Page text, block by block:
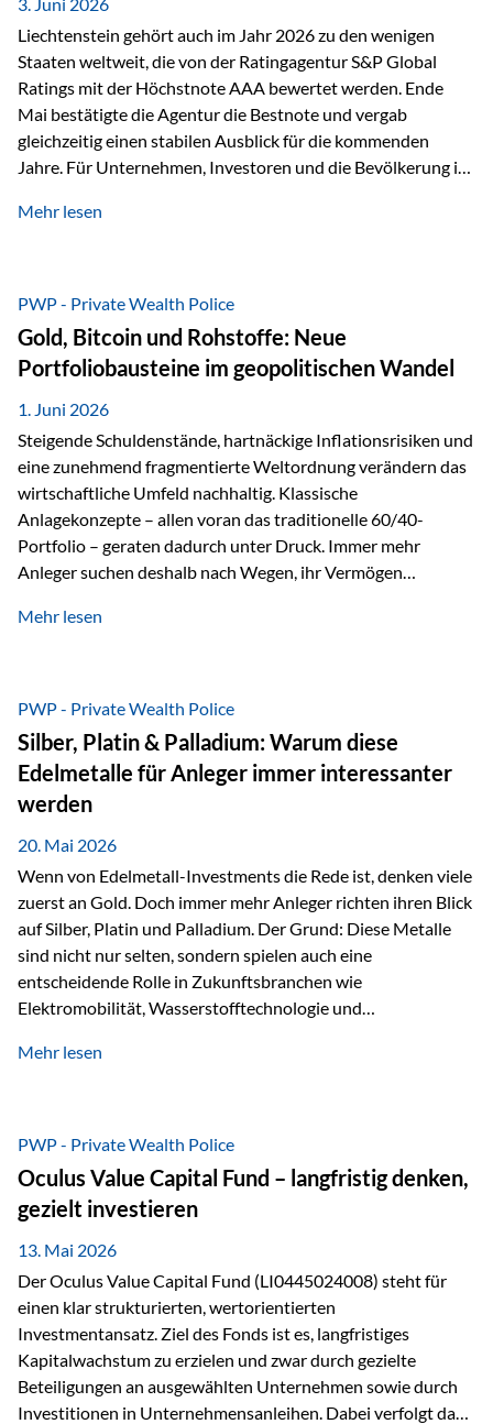
Liechtenstein gehört auch im Jahr 2026 zu den wenigen
Staaten weltweit, die von der Ratingagentur S&P Global
Ratings mit der Höchstnote AAA bewertet werden. Ende
Mai bestätigte die Agentur die Bestnote und vergab
gleichzeitig einen stabilen Ausblick für die kommenden
Jahre. Für Unternehmen, Investoren und die Bevölkerung ist
finanzielle Stabilität des Landes sowie das Vertrauen
trotz Herausforderungen Die weltwirtschaftlichen
Rahmenbedingungen bleiben anspruchsvoll. Geopolitische
Unsicherheiten, eine verhaltene Investitionstätigkeit und
eine schwächere Nachfrage in wichtigen Exportmärkten
beeinflussen auch die liechtensteinische Wirtschaft.
Dennoch sieht…
Mehr lesen
PWP - Private Wealth Police
Gold, Bitcoin und Rohstoffe: Neue
Portfoliobausteine im geopolitischen Wandel
1. Juni 2026
Steigende Schuldenstände, hartnäckige Inflationsrisiken und
eine zunehmend fragmentierte Weltordnung verändern das
wirtschaftliche Umfeld nachhaltig. Klassische
Anlagekonzepte – allen voran das traditionelle 60/40-
Portfolio – geraten dadurch unter Druck. Immer mehr
Anleger suchen deshalb nach Wegen, ihr Vermögen
Unsicherheit abzusichern. Genau hier rücken reale und
monetäre Rolle zurück Gold erlebt derzeit eine
bemerkenswerte Renaissance als monetärer Wertspeicher.
Treiber sind Rekordkäufe der Zentralbanken, geopolitische
Spannungen und ein schleichender Vertrauensverlust in
ungedeckte Papierwährungen. Wie groß dieser
Vertrauensverlust ausfällt, zeigt ein nüchterner
Mehr lesen
PWP - Private Wealth Police
Silber, Platin & Palladium: Warum diese
Edelmetalle für Anleger immer interessanter
werden
20. Mai 2026
Wenn von Edelmetall-Investments die Rede ist, denken viele
zuerst an Gold. Doch immer mehr Anleger richten ihren Blick
auf Silber, Platin und Palladium. Der Grund: Diese Metalle
sind nicht nur selten, sondern spielen auch eine
entscheidende Rolle in Zukunftsbranchen wie
Elektromobilität, Wasserstofftechnologie und
Faktoren für Investoren – begrenztes Angebot und
klassischer „Sicherheitsanker“ gilt, bieten Silber, Platin und
Palladium zusätzlich die Chance, von technologischen
Entwicklungen zu profitieren. Die Nachfrage entsteht nicht
nur durch Anleger, sondern vor allem durch die Industrie.
Gerade in…
Mehr lesen
PWP - Private Wealth Police
Oculus Value Capital Fund – langfristig denken,
gezielt investieren
13. Mai 2026
Der Oculus Value Capital Fund (LI0445024008) steht für
einen klar strukturierten, wertorientierten
Investmentansatz. Ziel des Fonds ist es, langfristiges
Kapitalwachstum zu erzielen und zwar durch gezielte
Beteiligungen an ausgewählten Unternehmen sowie durch
Investitionen in Unternehmensanleihen. Dabei verfolgt das